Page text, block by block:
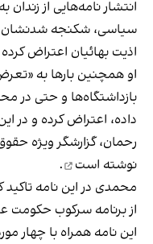
انتشار نامه‌هایی از زندان
سیاسی، شکنجه شدنشان،
اذیت بهائیان اعتراض
او همچنین بارها به
بازداشتگاه‌ها و حتی در
داده، اعتراض کرده و در
رحمان، گزارشگر ویژه
نوشته است
.
محمدی در این نامه
از برنامه سرکوب حکومت
این نامه همراه با چهار